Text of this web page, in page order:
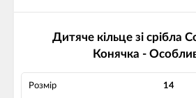
Дитяче кільце зі срібла
Конячка -
Розмір 14